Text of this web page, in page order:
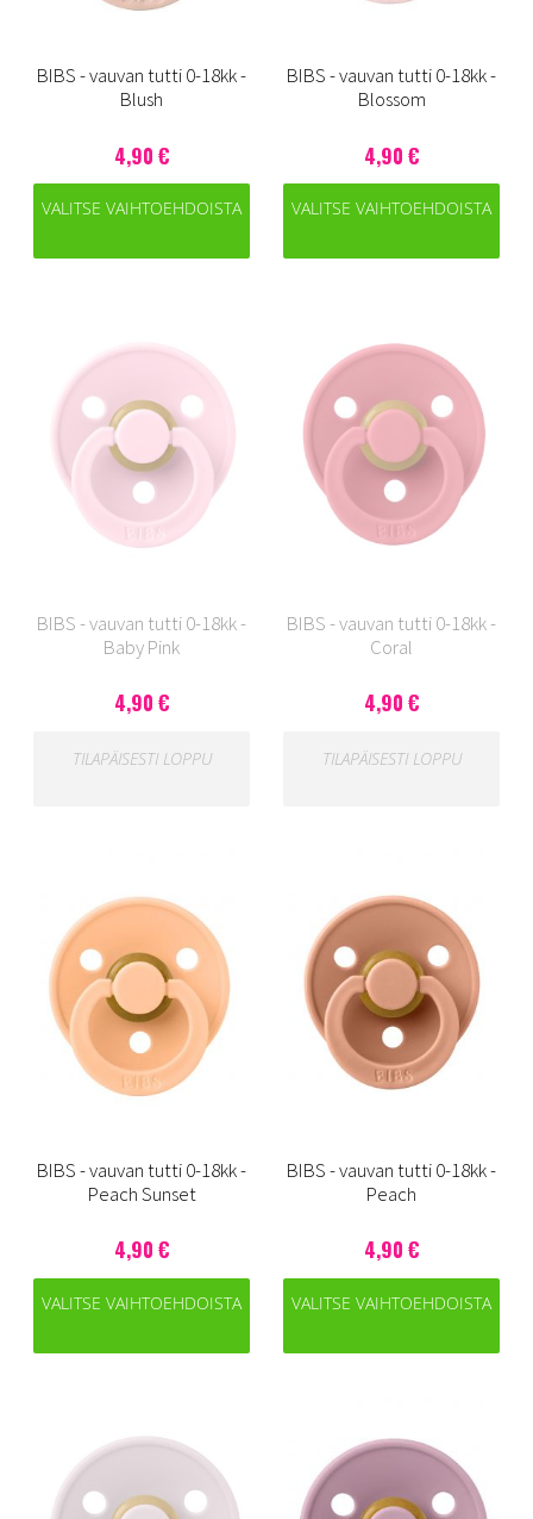
BIBS - vauvan tutti 0-18kk -
Blush
4,90 €
VALITSE VAIHTOEHDOISTA
BIBS - vauvan tutti 0-18kk -
Blossom
4,90 €
VALITSE VAIHTOEHDOISTA
BIBS - vauvan tutti 0-18kk -
Baby Pink
4,90 €
TILAPÄISESTI LOPPU
BIBS - vauvan tutti 0-18kk -
Coral
4,90 €
TILAPÄISESTI LOPPU
BIBS - vauvan tutti 0-18kk -
Peach Sunset
4,90 €
VALITSE VAIHTOEHDOISTA
BIBS - vauvan tutti 0-18kk -
Peach
4,90 €
VALITSE VAIHTOEHDOISTA